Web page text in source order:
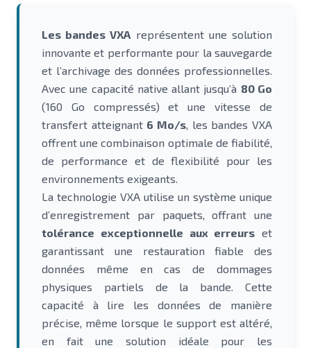
Les bandes VXA représentent une solution
innovante et performante pour la sauvegarde
et l’archivage des données professionnelles.
Avec une capacité native allant jusqu’à 80 Go
(160 Go compressés) et une vitesse de
transfert atteignant 6 Mo/s, les bandes VXA
offrent une combinaison optimale de fiabilité,
de performance et de flexibilité pour les
environnements exigeants.
La technologie VXA utilise un système unique
d’enregistrement par paquets, offrant une
tolérance exceptionnelle aux erreurs et
garantissant une restauration fiable des
données même en cas de dommages
physiques partiels de la bande. Cette
capacité à lire les données de manière
précise, même lorsque le support est altéré,
en fait une solution idéale pour les